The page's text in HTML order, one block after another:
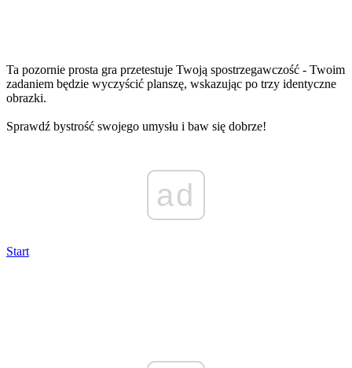
Ta pozornie prosta gra przetestuje Twoją spostrzegawczość - Twoim
zadaniem będzie wyczyścić planszę, wskazując po trzy identyczne
obrazki.
Sprawdź bystrość swojego umysłu i baw się dobrze!
ad
Start